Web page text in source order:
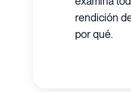
rendición
por qué.